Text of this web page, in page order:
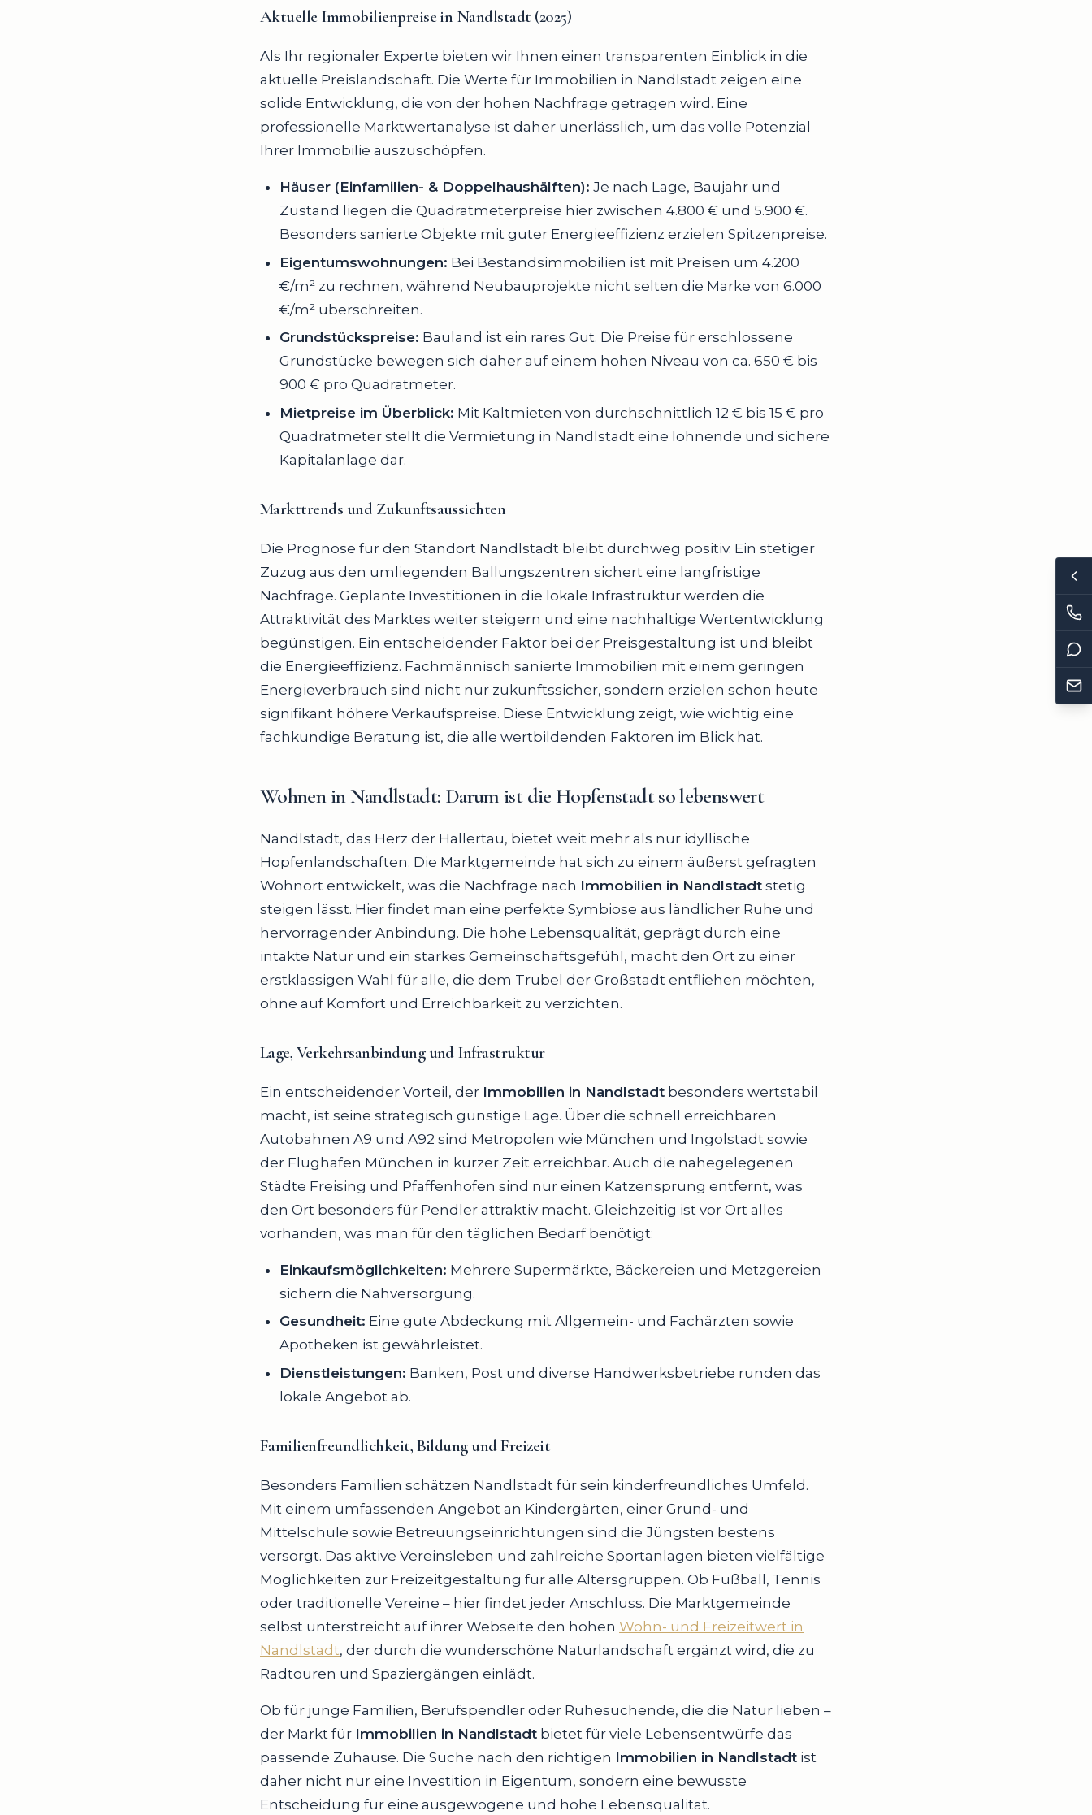
Aktuelle Immobilienpreisein Nandlstadt (2025)
Als Ihr regionaler Experte bieten wir Ihnen einen transparenten Einblick in die
aktuelle Preislandschaft. Die Werte für Immobilien in Nandlstadt zeigen eine
solide Entwicklung, die von der hohen Nachfrage getragen wird. Eine
professionelle Marktwertanalyse ist daher unerlässlich, um das volle Potenzial
Ihrer Immobilie auszuschöpfen.
Häuser (Einfamilien- & Doppelhaushälften): Je nach Lage, Baujahr und
Zustand liegen die Quadratmeterpreise hier zwischen 4.800 € und 5.900 €.
Besonders sanierte Objekte mit guter Energieeffizienz erzielen Spitzenpreise.
Eigentumswohnungen: Bei Bestandsimmobilien ist mit Preisen um 4.200
€/m² zu rechnen, während Neubauprojekte nicht selten die Marke von 6.000
€/m² überschreiten.
Grundstückspreise: Bauland ist ein rares Gut. Die Preise für erschlossene
Grundstücke bewegen sich daher auf einem hohen Niveau von ca. 650 € bis
900 € pro Quadratmeter.
Mietpreise im Überblick: Mit Kaltmieten von durchschnittlich 12 € bis 15 € pro
Quadratmeter stellt die Vermietung in Nandlstadt eine lohnende und sichere
Kapitalanlage dar.
Markttrends und Zukunftsaussichten
Die Prognose für den Standort Nandlstadt bleibt durchweg positiv. Ein stetiger
Zuzug aus den umliegenden Ballungszentren sichert eine langfristige
Nachfrage. Geplante Investitionen in die lokale Infrastruktur werden die
Attraktivität des Marktes weiter steigern und eine nachhaltige Wertentwicklung
begünstigen. Ein entscheidender Faktor bei der Preisgestaltung ist und bleibt
die Energieeffizienz. Fachmännisch sanierte Immobilien mit einem geringen
Energieverbrauch sind nicht nur zukunftssicher, sondern erzielen schon heute
signifikant höhere Verkaufspreise. Diese Entwicklung zeigt, wie wichtig eine
fachkundige Beratung ist, die alle wertbildenden Faktoren im Blick hat.
Wohnen in Nandlstadt: Darum ist die Hopfenstadt so lebenswert
Nandlstadt, das Herz der Hallertau, bietet weit mehr als nur idyllische
Hopfenlandschaften. Die Marktgemeinde hat sich zu einem äußerst gefragten
Wohnort entwickelt, was die Nachfrage nach Immobilien in Nandlstadt stetig
steigen lässt. Hier findet man eine perfekte Symbiose aus ländlicher Ruhe und
hervorragender Anbindung. Die hohe Lebensqualität, geprägt durch eine
intakte Natur und ein starkes Gemeinschaftsgefühl, macht den Ort zu einer
erstklassigen Wahl für alle, die dem Trubel der Großstadt entfliehen möchten,
ohne auf Komfort und Erreichbarkeit zu verzichten.
Lage, Verkehrsanbindungund Infrastruktur
Ein entscheidender Vorteil, der Immobilien in Nandlstadt besonders wertstabil
macht, ist seine strategisch günstige Lage. Über die schnell erreichbaren
Autobahnen A9 und A92 sind Metropolen wie München und Ingolstadt sowie
der Flughafen München in kurzer Zeit erreichbar. Auch die nahegelegenen
Städte Freising und Pfaffenhofen sind nur einen Katzensprung entfernt, was
den Ort besonders für Pendler attraktiv macht. Gleichzeitig ist vor Ort alles
vorhanden, was man für den täglichen Bedarf benötigt:
Einkaufsmöglichkeiten: Mehrere Supermärkte, Bäckereien und Metzgereien
sichern die Nahversorgung.
Gesundheit: Eine gute Abdeckung mit Allgemein- und Fachärzten sowie
Apotheken ist gewährleistet.
Dienstleistungen: Banken, Post und diverse Handwerksbetriebe runden das
lokale Angebot ab.
Familienfreundlichkeit, BildungundFreizeit
Besonders Familien schätzen Nandlstadt für sein kinderfreundliches Umfeld.
Mit einem umfassenden Angebot an Kindergärten, einer Grund- und
Mittelschule sowie Betreuungseinrichtungen sind die Jüngsten bestens
versorgt. Das aktive Vereinsleben und zahlreiche Sportanlagen bieten vielfältige
Möglichkeiten zur Freizeitgestaltung für alle Altersgruppen. Ob Fußball, Tennis
oder traditionelle Vereine – hier findet jeder Anschluss. Die Marktgemeinde
selbst unterstreicht auf ihrer Webseite den hohen Wohn- und Freizeitwert in
Nandlstadt, der durch die wunderschöne Naturlandschaft ergänzt wird, die zu
Radtouren und Spaziergängen einlädt.
Ob für junge Familien, Berufspendler oder Ruhesuchende, die die Natur lieben –
der Markt für Immobilien in Nandlstadt bietet für viele Lebensentwürfe das
passende Zuhause. Die Suche nach den richtigen Immobilien in Nandlstadt ist
daher nicht nur eine Investition in Eigentum, sondern eine bewusste
Entscheidung für eine ausgewogene und hohe Lebensqualität.